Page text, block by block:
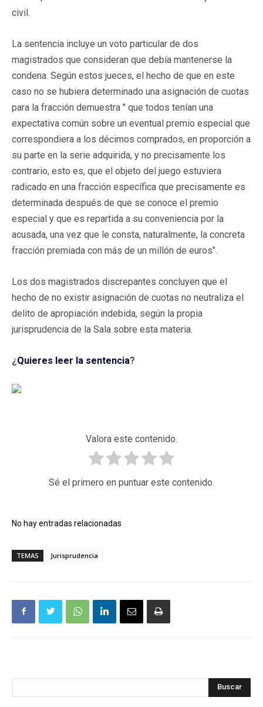
civil.
La sentencia incluye un voto particular de dos
magistrados que consideran que debía mantenerse la
condena. Según estos jueces, el hecho de que en este
caso no se hubiera determinado una asignación de cuotas
para la fracción demuestra " que todos tenían una
expectativa común sobre un eventual premio especial que
correspondiera a los décimos comprados, en proporción a
su parte en la serie adquirida, y no precisamente los
contrario, esto es, que el objeto del juego estuviera
radicado en una fracción específica que precisamente es
determinada después de que se conoce el premio
especial y que es repartida a su conveniencia por la
acusada, una vez que le consta, naturalmente, la concreta
fracción premiada con más de un millón de euros".
Los dos magistrados discrepantes concluyen que el
hecho de no existir asignación de cuotas no neutraliza el
delito de apropiación indebida, según la propia
jurisprudencia de la Sala sobre esta materia.
¿Quieres leer la sentencia?
Valora este contenido.
Sé el primero en puntuar este contenido.
No hay entradas relacionadas
TEMAS Jurisprudencia
Buscar